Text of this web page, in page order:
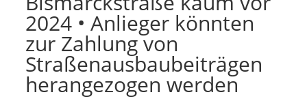
2024 • Anlieger könnten
zur Zahlung von
Straßenausbaubeiträgen
herangezogen werden